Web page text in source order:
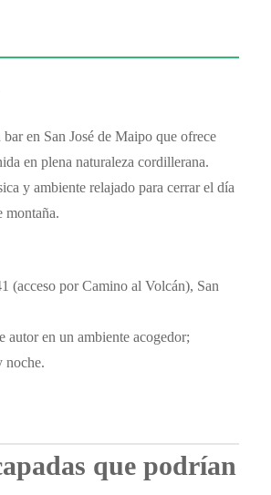
bar en San José de Maipo que ofrece
en plena naturaleza cordillerana.
y ambiente relajado para cerrar el día
montaña.
(acceso por Camino al Volcán), San
autor en un ambiente acogedor;
noche.
que podrían